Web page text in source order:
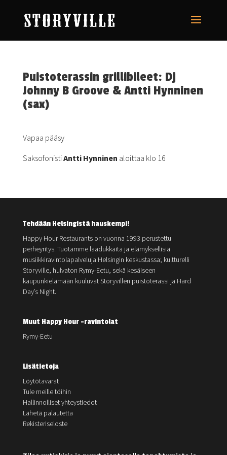
Puistoterassin grillibileet: Dj
Johnny B Groove & Antti Hynninen
(sax)
Vapaa pääsy
SaksofonistiAntti Hynninen aloittaa klo 16
Tehdään Helsingistä hauskempi!
Happy Hour Restaurants on vuonna 1993 perustettu
perheyritys. Tuotamme laadukkaita ja elämyksellisiä
musiikkiravintolapalveluja Helsingin keskustassa; kultturelli
Storyville, hulvaton Rymy-Eetu, sekä kesäiseen
kaupunkielämään kuuluvat Storyvillen puistoterassi ja Hard
Day’s Night.
Muut Happy Hour -ravintolat
Rymy-Eetu
Lisätietoja
Löytötavarat
Tule meille töihin
Hallinnolliset yhteystiedot
Lähetä palautetta
Rekisteriseloste